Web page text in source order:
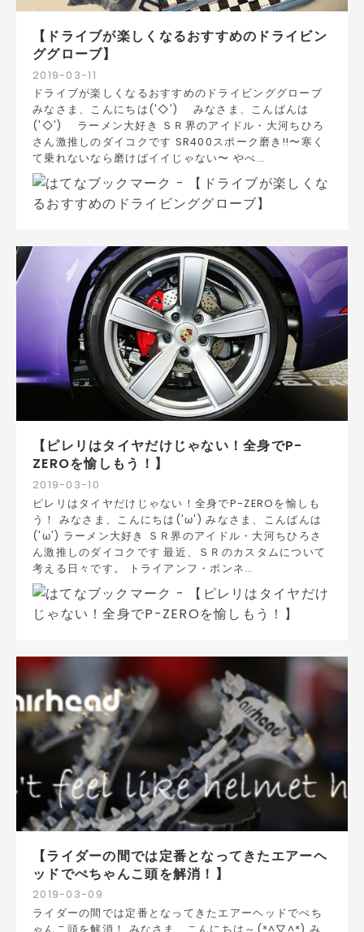
2019-03-11
【ドライブが楽しくなるおすすめのドライビン
ググローブ】
ドライブが楽しくなるおすすめのドライビンググローブ
みなさま、こんにちは('◇')ゞ みなさま、こんばんは
('◇')ゞ ラーメン大好き ＳＲ界のアイドル・大河ちひろ
さん激推しのダイコクです SR400スポーク磨き!!〜寒く
て乗れないなら磨けばイイじゃない〜 やべ…
2019-03-10
【ピレリはタイヤだけじゃない！全身でP-
ZEROを愉しもう！】
ピレリはタイヤだけじゃない！全身でP-ZEROを愉しも
う！ みなさま、こんにちは('ω') みなさま、こんばんは
('ω') ラーメン大好き ＳＲ界のアイドル・大河ちひろさ
ん激推しのダイコクです 最近、ＳＲのカスタムについて
考える日々です。 トライアンフ・ボンネ…
2019-03-09
【ライダーの間では定番となってきたエアーヘ
ッドでぺちゃんこ頭を解消！】
ライダーの間では定番となってきたエアーヘッドでぺち
ゃんこ頭を解消！ みなさま、こんにちは～(*^▽^*) み